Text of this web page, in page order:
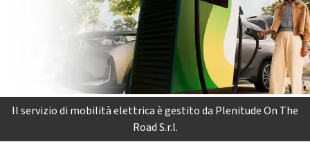
Il servizio di mobilità elettrica è gestito da Plenitude On The
Road S.r.l.